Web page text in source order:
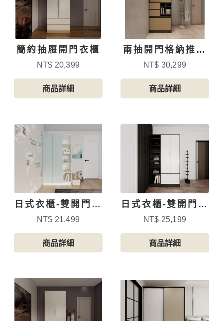
簡約抽屜開門衣櫃
NT$ 20,399
商品詳細
兩抽開門格納推拉
門衣櫃
NT$ 30,299
商品詳細
日式衣櫃-雙開門多
元收納
NT$ 21,499
商品詳細
日式衣櫃-雙開門附
抽屜
NT$ 25,199
商品詳細